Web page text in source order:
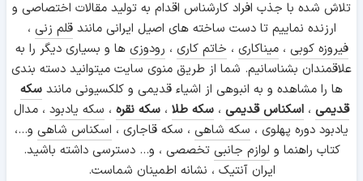
تلاش شده با جذب افراد کارشناس اقدام به تولید مقالات اختصاصی و
ارزنده نماییم تا دست ساخته های اصیل ایرانی مانندقلم زنی ،
فیروزه کوبی ،میناکاری ، خاتم کاری ، رودوزی ها و بسیاری دیگر را به
علاقمندان بشناسانیم. شما از طریق منوی سایت میتوانید دسته بندی
ها را مشاهده و به انبوهی از اشیاء قدیمی و کلکسیونی مانند سکه
قدیمی ، اسکناس قدیمی ، سکه طلا ، سکه نقره ، سکه یادبود ، مدال
یادبود دوره پهلوی ، سکه شاهی ، سکه قاجاری ، اسکناس شاهی و...،
کتاب راهنما و لوازم جانبی تخصصی ، و... دسترسی داشته باشید.
ایران آنتیک ، نشانه اطمینان شماست.